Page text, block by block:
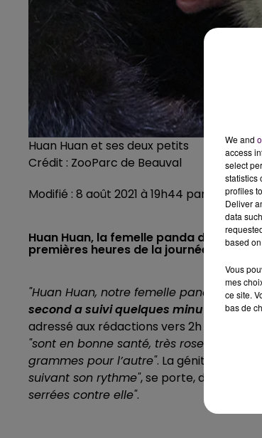
Huan Huan et ses deux petits
Crédit : ZooParc de Beauval
Modifié : 8 août 2021 à 19h44 par La
Huan Huan, la femelle panda du
premières heures de la journée ce lundi
"Huan Huan, notre femelle panda, a
second a suivi quelques minutes après"
adressé aux rédactions vers 2h du matin
"sont en bonne santé, très roses, et
grammes pour l’autre". La génitrice de
suivant son rythme", se porte, dixit le
serrées contre elle".
We and
access
select
statistics
profiles
Deliver
data
based
Vous
mes
ce site.
bas de